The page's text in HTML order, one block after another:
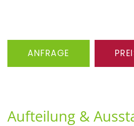
ANFRAGE
Aufteilung &